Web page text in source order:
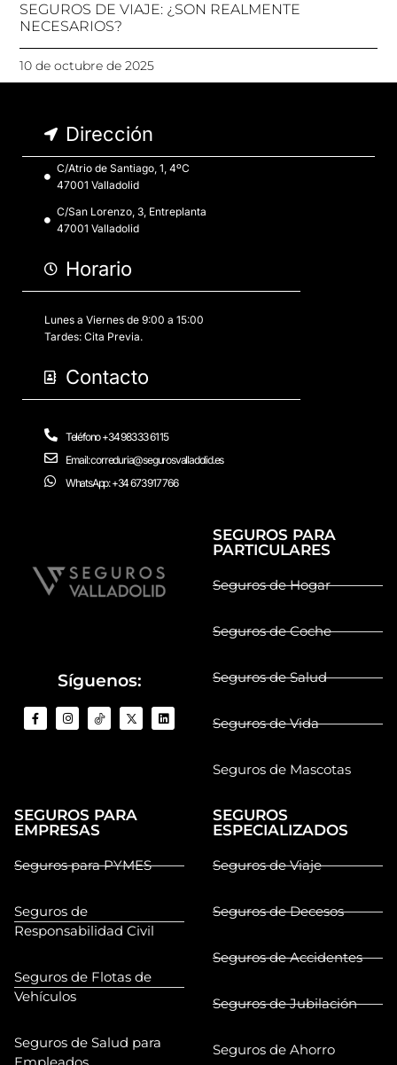
SEGUROS DE VIAJE: ¿SON REALMENTE
NECESARIOS?
10 de octubre de 2025
Dirección
C/Atrio de Santiago, 1, 4ºC
47001 Valladolid
C/San Lorenzo, 3, Entreplanta
47001 Valladolid
Horario
Lunes a Viernes de 9:00 a 15:00
Tardes: Cita Previa.
Contacto
Teléfono +34 983 33 61 15
Email: correduria@segurosvalladolid.es
WhatsApp: +34 673 917 766
Síguenos:
SEGUROS PARA
PARTICULARES
Seguros de Hogar
Seguros de Coche
Seguros de Salud
Seguros de Vida
Seguros de Mascotas
SEGUROS PARA
EMPRESAS
Seguros para PYMES
Seguros de
Responsabilidad Civil
Seguros de Flotas de
Vehículos
Seguros de Salud para
SEGUROS
ESPECIALIZADOS
Seguros de Viaje
Seguros de Decesos
Seguros de Accidentes
Seguros de Jubilación
Seguros de Ahorro